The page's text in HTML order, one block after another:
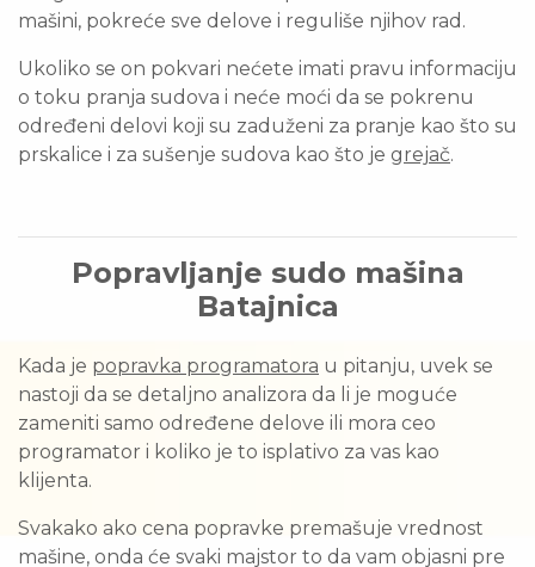
mašini, pokreće sve delove i reguliše njihov rad.
Ukoliko se on pokvari nećete imati pravu informaciju
o toku pranja sudova i neće moći da se pokrenu
određeni delovi koji su zaduženi za pranje kao što su
prskalice i za sušenje sudova kao što je grejač.
Popravljanje sudo mašina
Batajnica
Kada je popravka programatora u pitanju, uvek se
nastoji da se detaljno analizora da li je moguće
zameniti samo određene delove ili mora ceo
programator i koliko je to isplativo za vas kao
klijenta.
Svakako ako cena popravke premašuje vrednost
mašine, onda će svaki majstor to da vam objasni pre